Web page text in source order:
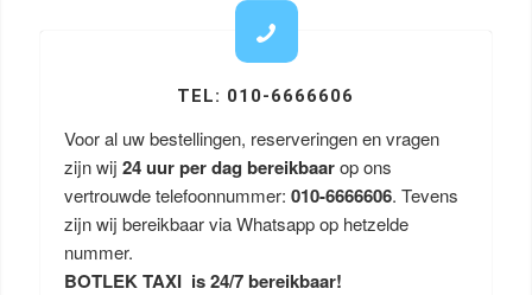
TEL: 010-6666606
Voor al uw bestellingen, reserveringen en vragen
zijn wij 24 uur per dag bereikbaarop ons
vertrouwde telefoonnummer: 010-6666606. Tevens
zijn wij bereikbaar via Whatsapp op hetzelde
nummer.
BOTLEK TAXI is 24/7 bereikbaar!